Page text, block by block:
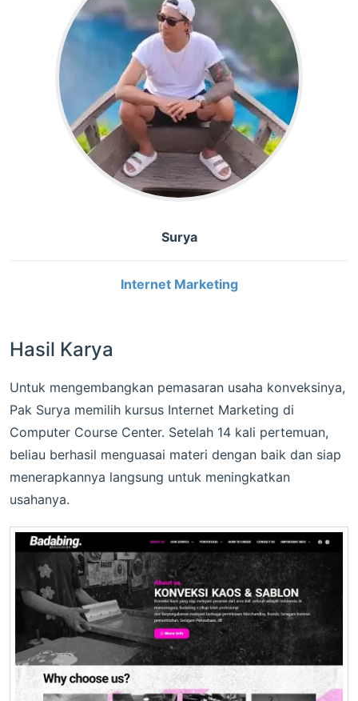
Surya
Internet Marketing
Hasil Karya
Untuk mengembangkan pemasaran usaha konveksinya,
Pak Surya memilih kursus Internet Marketing di
Computer Course Center. Setelah 14 kali pertemuan,
beliau berhasil menguasai materi dengan baik dan siap
menerapkannya langsung untuk meningkatkan
usahanya.